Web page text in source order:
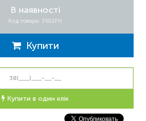
В наявності
Код товара: 3502FH
Купити
Купити в один клік